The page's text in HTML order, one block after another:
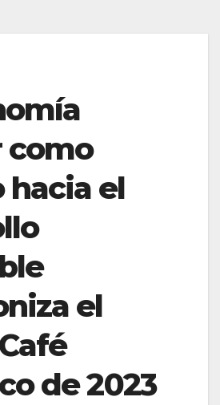
como
hacia el
el
de 2023